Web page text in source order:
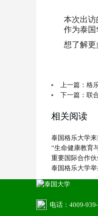
本次出访
作为泰国
想了解更
上一篇：格
下一篇：联
相关阅读
泰国格乐大学
“生命健康教育
重要国际合作
泰国格乐大学
电话：4009-